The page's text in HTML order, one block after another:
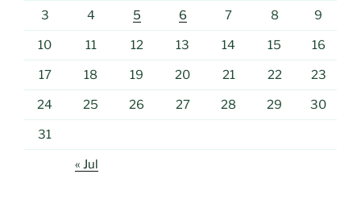
3 4 5 6 7 8 9
10 11 12 13 14 15 16
17 18 19 20 21 22 23
24 25 26 27 28 29 30
31
« Jul